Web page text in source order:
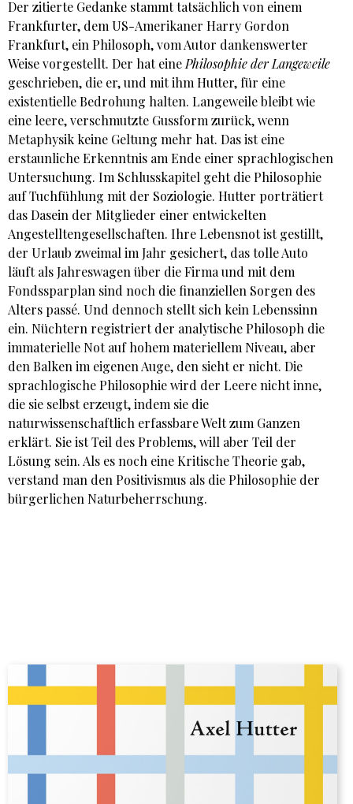
Der zitierte Gedanke stammt tatsächlich von einem
Frankfurter, dem US-Amerikaner Harry Gordon
Frankfurt, ein Philosoph, vom Autor dankenswerter
Weise vorgestellt. Der hat einePhilosophie der Langeweile
geschrieben, die er, und mit ihm Hutter, für eine
existentielle Bedrohung halten. Langeweile bleibt wie
eine leere, verschmutzte Gussform zurück, wenn
Metaphysik keine Geltung mehr hat. Das ist eine
erstaunliche Erkenntnis am Ende einer sprachlogischen
Untersuchung. Im Schlusskapitel geht die Philosophie
auf Tuchfühlung mit der Soziologie. Hutter porträtiert
das Dasein der Mitglieder einer entwickelten
Angestelltengesellschaften. Ihre Lebensnot ist gestillt,
der Urlaub zweimal im Jahr gesichert, das tolle Auto
läuft als Jahreswagen über die Firma und mit dem
Fondssparplan sind noch die finanziellen Sorgen des
Alters passé. Und dennoch stellt sich kein Lebenssinn
ein. Nüchtern registriert der analytische Philosoph die
immaterielle Not auf hohem materiellem Niveau, aber
den Balken im eigenen Auge, den sieht er nicht. Die
sprachlogische Philosophie wird der Leere nicht inne,
die sie selbst erzeugt, indem sie die
naturwissenschaftlich erfassbare Welt zum Ganzen
erklärt. Sie ist Teil des Problems, will aber Teil der
Lösung sein. Als es noch eine Kritische Theorie gab,
verstand man den Positivismus als die Philosophie der
bürgerlichen Naturbeherrschung.